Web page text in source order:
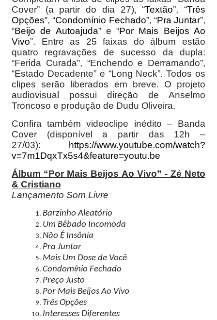
Cover” (a partir do dia 27), “Textão”, “Três
Opções”, “Condomínio Fechado”, “Pra Juntar”,
“Beijo de Autoajuda” e “Por Mais Beijos Ao
Vivo”. Entre as 25 faixas do álbum estão
quatro regravações de sucesso da dupla:
“Ferida Curada”, “Enchendo e Derramando”,
“Estado Decadente” e “Long Neck”. Todos os
clipes serão liberados em breve. O projeto
audiovisual possui direção de Anselmo
Troncoso e produção de Dudu Oliveira.
Confira também videoclipe inédito – Banda
Cover (disponível a partir das 12h –
27/03):
https://www.youtube.com/watch?
v=7m1DqxTx5s4&feature=youtu.be
Álbum “Por Mais Beijos Ao Vivo” - Zé Neto
& Cristiano
Lançamento Som Livre
Barzinho Aleatório
Um Bêbado Incomoda
Não É Insônia
Pra Juntar
Mais Um Dose de Você
Condomínio Fechado
Preço Justo
Por Mais Beijos Ao Vivo
Três Opções
Interesses Diferentes